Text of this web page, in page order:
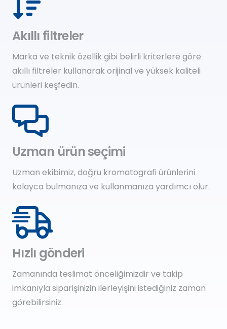
Akıllı filtreler
Marka ve teknik özellik gibi belirli kriterlere göre
akıllı filtreler kullanarak orijinal ve yüksek kaliteli
ürünleri keşfedin.
Uzman ürün seçimi
Uzman ekibimiz, doğru kromatografi ürünlerini
kolayca bulmanıza ve kullanmanıza yardımcı olur.
Hızlı gönderi
Zamanında teslimat önceliğimizdir ve takip
imkanıyla siparişinizin ilerleyişini istediğiniz zaman
görebilirsiniz.